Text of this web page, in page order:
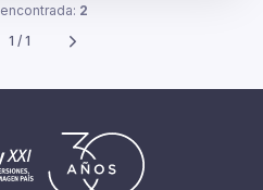
2
1 / 1